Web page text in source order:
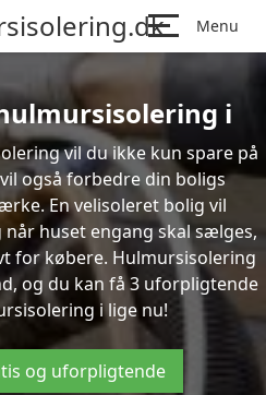
Menu
i
vil du ikke kun spare på
også forbedre din boligs
En velisoleret bolig vil
huset engang skal sælges,
for købere. Hulmursisolering
og du kan få 3 uforpligtende
i lige nu!
og uforpligtende